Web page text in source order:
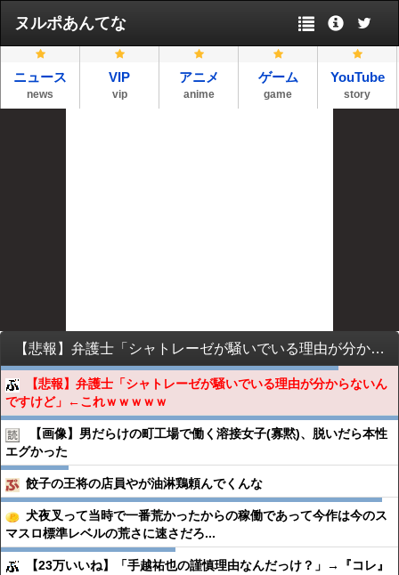
ヌルポあんてな
ニュース
news
VIP
vip
アニメ
anime
ゲーム
game
YouTube
story
【悲報】弁護士「シャトレーゼが騒いでいる理由が分からないんですけど」←これｗｗｗｗｗ
【悲報】弁護士「シャトレーゼが騒いでいる理由が分からないん
ですけど」←これｗｗｗｗｗ
【画像】男だらけの町工場で働く溶接女子(寡黙)、脱いだら本性
エグかった
餃子の王将の店員やが油淋鶏頼んでくんな
犬夜叉って当時で一番荒かったからの稼働であって今作は今のス
マスロ標準レベルの荒さに速さだろ...
【23万いいね】「手越祐也の謹慎理由なんだっけ？」→『コレ』